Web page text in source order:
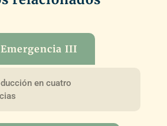
Emergencia III
en cuatro